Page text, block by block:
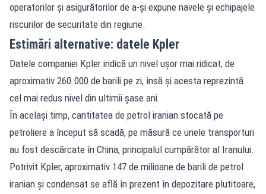
operatorilor şi asigurătorilor de a-şi expune navele şi echipajele
riscurilor de securitate din regiune.
Estimări alternative: datele Kpler
Datele companiei Kpler indică un nivel uşor mai ridicat, de
aproximativ 260.000 de barili pe zi, însă şi acesta reprezintă
cel mai redus nivel din ultimii şase ani.
În acelaşi timp, cantitatea de petrol iranian stocată pe
petroliere a început să scadă, pe măsură ce unele transporturi
au fost descărcate în China, principalul cumpărător al Iranului.
Potrivit Kpler, aproximativ 147 de milioane de barili de petrol
iranian şi condensat se află în prezent în depozitare plutitoare,